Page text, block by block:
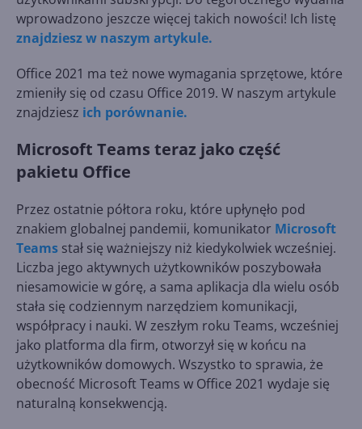
wprowadzono jeszcze więcej takich nowości! Ich listę
znajdziesz w naszym artykule.
Office 2021 ma też nowe wymagania sprzętowe, które
zmieniły się od czasu Office 2019. W naszym artykule
znajdziesz ich porównanie.
Microsoft Teams teraz jako część
pakietu Office
Przez ostatnie półtora roku, które upłynęło pod
znakiem globalnej pandemii, komunikator Microsoft
Teams stał się ważniejszy niż kiedykolwiek wcześniej.
Liczba jego aktywnych użytkowników poszybowała
niesamowicie w górę, a sama aplikacja dla wielu osób
stała się codziennym narzędziem komunikacji,
współpracy i nauki. W zeszłym roku Teams, wcześniej
jako platforma dla firm, otworzył się w końcu na
użytkowników domowych. Wszystko to sprawia, że
obecność Microsoft Teams w Office 2021 wydaje się
naturalną konsekwencją.